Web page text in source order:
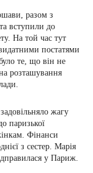
разом з
вступили до
На той час тут
постатями
те, що він не
розташування
жагу
паризької
Фінанси
з сестер. Марія
у Париж.